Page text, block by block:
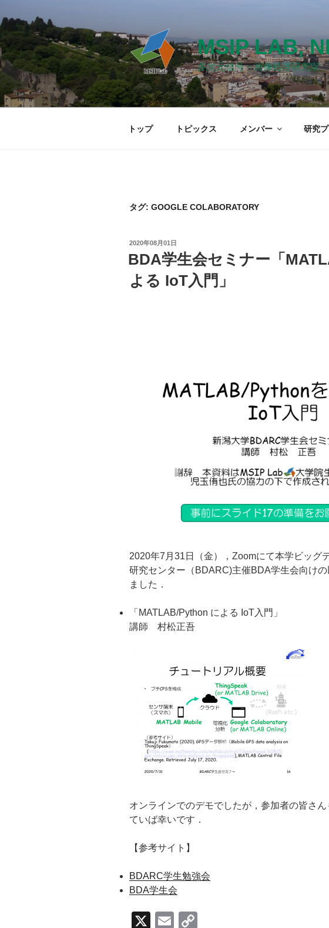
ン
テ
ン
ツ
へ
キ
MSIP LAB,
多次元信号・画像処理研究室
トップ トピックス メンバー 研究
タグ: GOOGLE COLABORATORY
投
日:
2020年08月01日
BDA学生会セミナー「
よる IoT入門」
2020年7月31日（金），Zoomにて本学ビッグ
研究センター（BDARC)主催BDA学生会向け
ました．
「MATLAB/Python による IoT入門」
講師 村松正吾
オンラインでのデモでしたが，参加者の皆さ
ていば幸いです．
【参考サイト】
BDARC学生勉強会
BDA学生会
X
E